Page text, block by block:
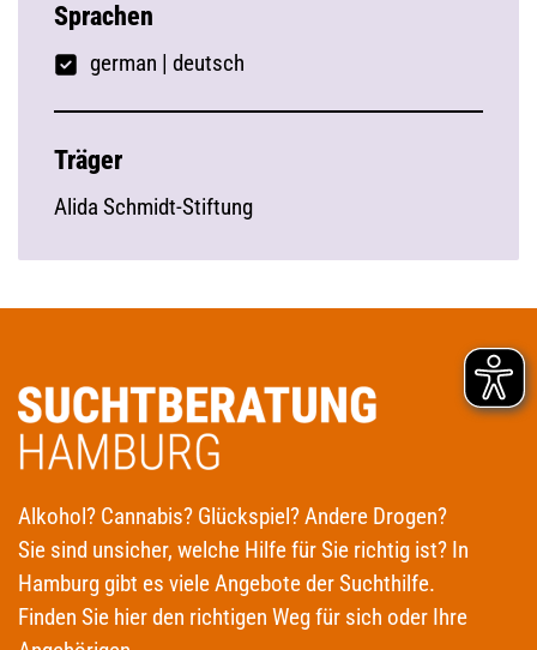
Sprachen
german | deutsch
Träger
Alida Schmidt-Stiftung
Alkohol? Cannabis? Glückspiel? Andere Drogen?
Sie sind unsicher, welche Hilfe für Sie richtig ist? In
Hamburg gibt es viele Angebote der Suchthilfe.
Finden Sie hier den richtigen Weg für sich oder Ihre